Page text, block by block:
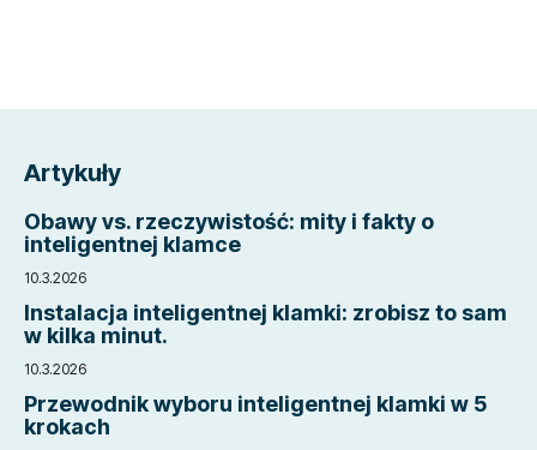
Artykuły
Obawy vs. rzeczywistość: mity i fakty o
inteligentnej klamce
10.3.2026
Instalacja inteligentnej klamki: zrobisz to sam
w kilka minut.
10.3.2026
Przewodnik wyboru inteligentnej klamki w 5
krokach